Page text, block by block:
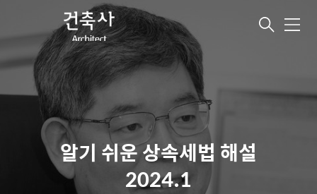
메
알기 쉬운 상속세법 해설
2024.1